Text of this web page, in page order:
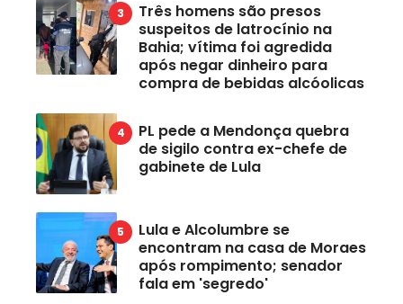
Três homens são presos
suspeitos de latrocínio na
Bahia; vítima foi agredida
após negar dinheiro para
compra de bebidas alcóolicas
PL pede a Mendonça quebra
de sigilo contra ex-chefe de
gabinete de Lula
Lula e Alcolumbre se
encontram na casa de Moraes
após rompimento; senador
fala em 'segredo'